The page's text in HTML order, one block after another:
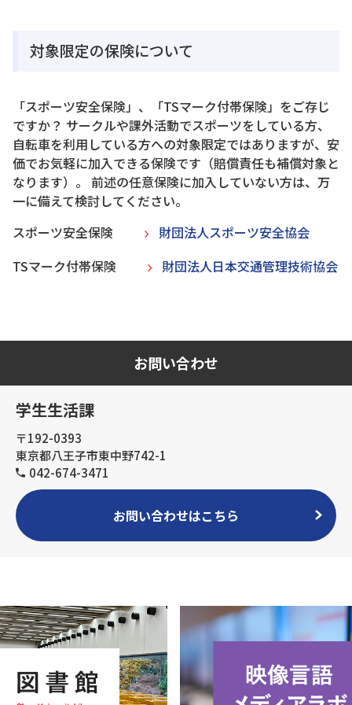
対象限定の保険について
「スポーツ安全保険」、「TSマーク付帯保険」をご存じ
ですか？ サークルや課外活動でスポーツをしている方、
自転車を利用している方への対象限定ではありますが、安
価でお気軽に加入できる保険です（賠償責任も補償対象と
なります）。 前述の任意保険に加入していない方は、万
一に備えて検討してください。
スポーツ安全保険
財団法人スポーツ安全協会
TSマーク付帯保険
財団法人日本交通管理技術協会
お問い合わせ
学生生活課
〒192-0393
東京都八王子市東中野742-1
042-674-3471
お問い合わせはこちら